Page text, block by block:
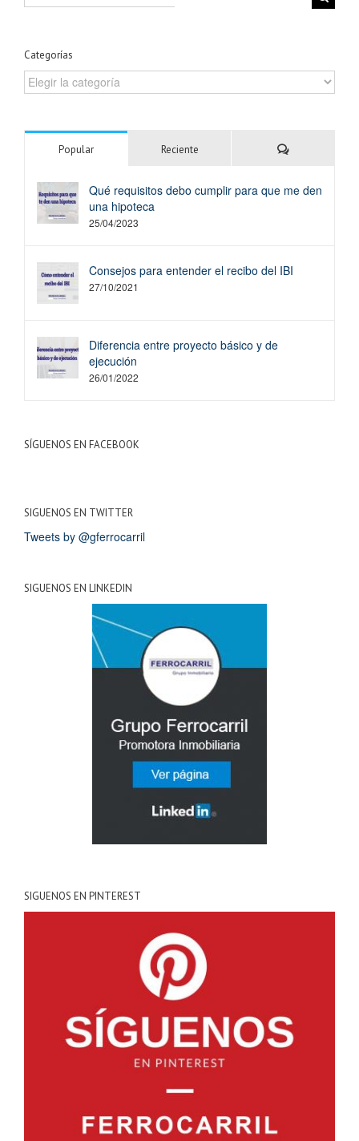
for:
Categorías
Categorías
Popular Reciente Comentarios
Qué requisitos debo cumplir para que me den
una hipoteca
25/04/2023
Consejos para entender el recibo del IBI
27/10/2021
Diferencia entre proyecto básico y de
ejecución
26/01/2022
SÍGUENOS EN FACEBOOK
SIGUENOS EN TWITTER
Tweets by @gferrocarril
SIGUENOS EN LINKEDIN
SIGUENOS EN PINTEREST